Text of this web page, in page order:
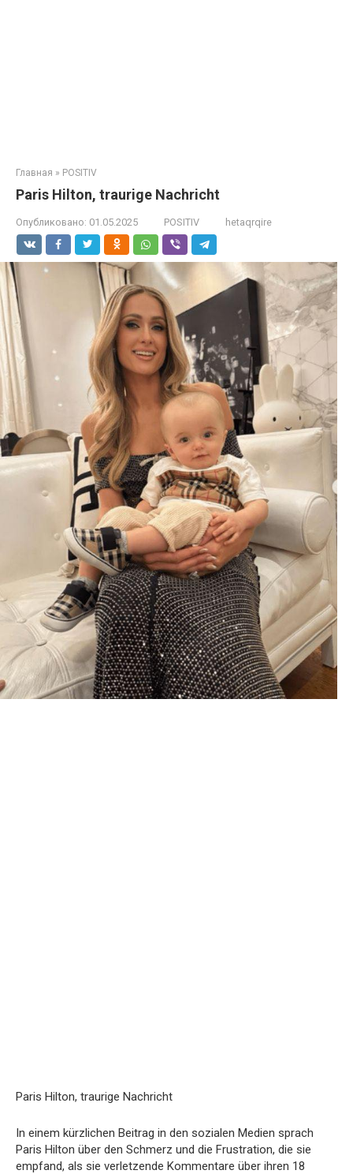
Главная » POSITIV
Paris Hilton, traurige Nachricht
Опубликовано: 01.05.2025 POSITIV hetaqrqire
Paris Hilton, traurige Nachricht
In einem kürzlichen Beitrag in den sozialen Medien sprach
Paris Hilton über den Schmerz und die Frustration, die sie
empfand, als sie verletzende Kommentare über ihren 18